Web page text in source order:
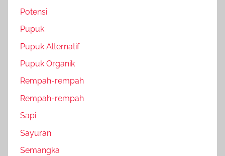
Potensi
Pupuk
Pupuk Alternatif
Pupuk Organik
Rempah-rempah
Rempah-rempah
Sapi
Sayuran
Semangka